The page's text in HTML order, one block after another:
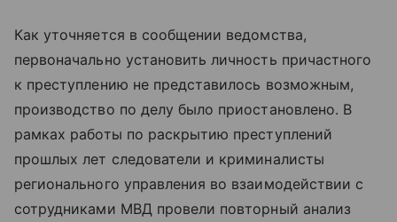
Как уточняется в сообщении ведомства,
первоначально установить личность причастного
к преступлению не представилось возможным,
производство по делу было приостановлено. В
рамках работы по раскрытию преступлений
прошлых лет следователи и криминалисты
регионального управления во взаимодействии с
сотрудниками МВД провели повторный анализ